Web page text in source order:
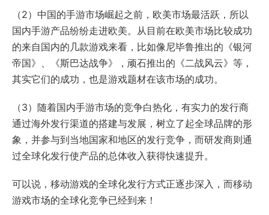
（2）中国的手游市场崛起之前，欧美市场最活跃，所以
国内手游产品纷纷走进欧美。从目前在欧美市场比较成功
的来自国内的几款游戏来看，比如像尼毕鲁推出的《银河
帝国》、《斯巴达战争》，顽石推出的《二战风云》等，
其实它们的成功，也是游戏题材在该市场的成功。
（3）随着国内手游市场的竞争白热化，有实力的发行商
通过海外发行渠道的搭建与发展，树立了起全球品牌的形
象，并参与到当地国家和地区的发行竞争，而研发商则通
过全球化发行使产品的总体收入获得快速提升。
可以说，移动游戏的全球化发行方式正逐步深入，而移动
游戏市场的全球化竞争已经到来！